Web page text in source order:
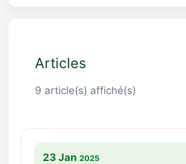
Articles
9 article(s) affiché(s)
23 Jan 2025